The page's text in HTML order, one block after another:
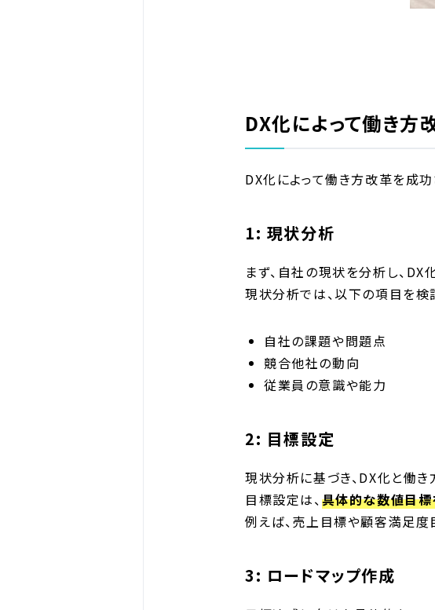
DX化によって働き方
DX化によって働き方改革を成
1: 現状分析
まず、自社の現状を分析し、
現状分析では、以下の項目を検
自社の課題や問題点
競合他社の動向
従業員の意識や能力
2: 目標設定
現状分析に基づき、DX化と働
目標設定は、具体的な数値目標
例えば、売上目標や顧客満足度
3: ロードマップ作成